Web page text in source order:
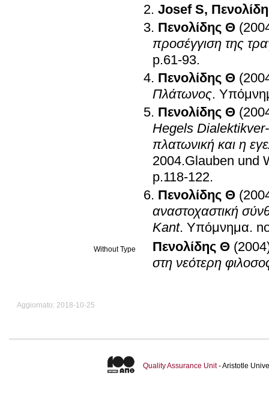
Josef S,
Πενολίδης Θ
προσέγγιση της
p.61-93.
Πενολίδης Θ
Πλάτωνος.
Πενολίδης Θ
Hegels Dialektikver-
πλατωνική και η
2004.Glauben und
p.118-122.
Πενολίδης Θ
αναστοχαστική
Kant. Yπόμνημα.
Without Type Πενολίδης Θ
στη νεότερη
Aggiornato: 2018-10-25
Quality Assurance Unit- Aristotle